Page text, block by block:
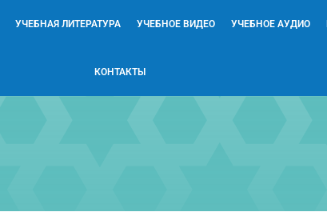
УЧЕБНАЯ ЛИТЕРАТУРА УЧЕБНОЕ ВИДЕО УЧЕБНОЕ АУДИО
КОНТАКТЫ